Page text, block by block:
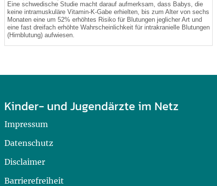
Eine schwedische Studie macht darauf aufmerksam, dass Babys, die
keine intramuskuläre Vitamin-K-Gabe erhielten, bis zum Alter von sechs
Monaten eine um 52% erhöhtes Risiko für Blutungen jeglicher Art und
eine fast dreifach erhöhte Wahrscheinlichkeit für intrakranielle Blutungen
(Hirnblutung) aufwiesen.
Kinder- und Jugendärzte im Netz
Impressum
Datenschutz
Disclaimer
Barrierefreiheit